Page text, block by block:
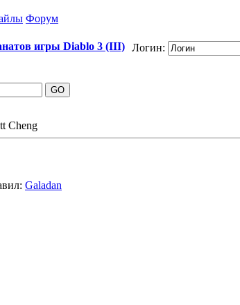
Форум
игры Diablo 3 (III) Логин:
Cheng
Galadan